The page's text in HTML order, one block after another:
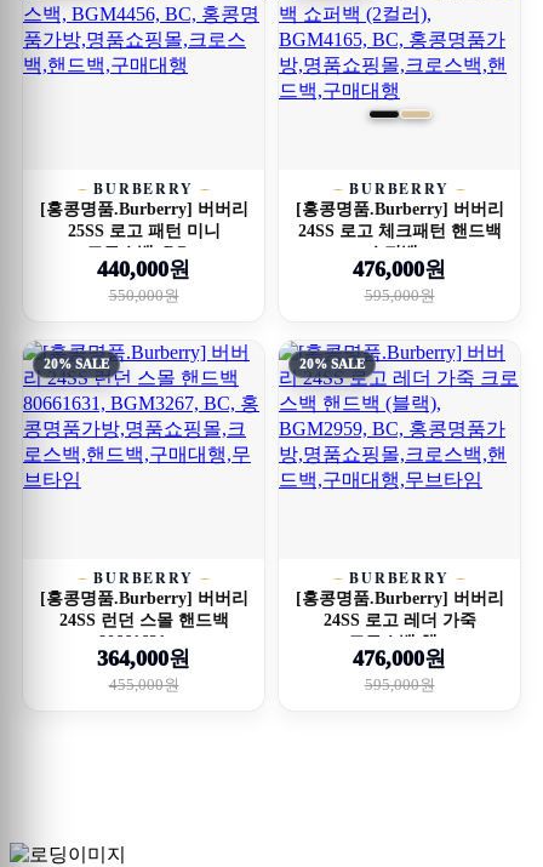
BURBERRY
[홍콩명품.Burberry] 버버리
25SS 로고 패턴 미니
크로스백, BG...
440,000원
550,000원
BURBERRY
[홍콩명품.Burberry] 버버리
24SS 로고 체크패턴 핸드백
쇼퍼백...
476,000원
595,000원
20% SALE
BURBERRY
[홍콩명품.Burberry] 버버리
24SS 런던 스몰 핸드백
80661631, ...
364,000원
455,000원
20% SALE
BURBERRY
[홍콩명품.Burberry] 버버리
24SS 로고 레더 가죽
크로스백 핸...
476,000원
595,000원